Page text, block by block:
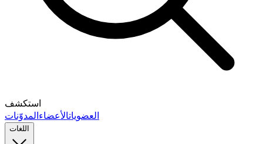
استكشف
العضوياتالأعضاءالمدوّنات
اللغات